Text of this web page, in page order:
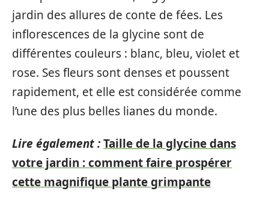
jardin des allures de conte de fées. Les
inflorescences de la glycine sont de
différentes couleurs : blanc, bleu, violet et
rose. Ses fleurs sont denses et poussent
rapidement, et elle est considérée comme
l’une des plus belles lianes du monde.
Lire également :Taille de la glycine dans
votre jardin : comment faire prospérer
cette magnifique plante grimpante